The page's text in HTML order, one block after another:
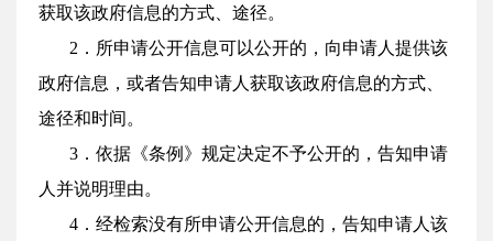
获取该政府信息的方式、途径。
2．所申请公开信息可以公开的，向申请人提供该
政府信息，或者告知申请人获取该政府信息的方式、
途径和时间。
3．依据《条例》规定决定不予公开的，告知申请
人并说明理由。
4．经检索没有所申请公开信息的，告知申请人该